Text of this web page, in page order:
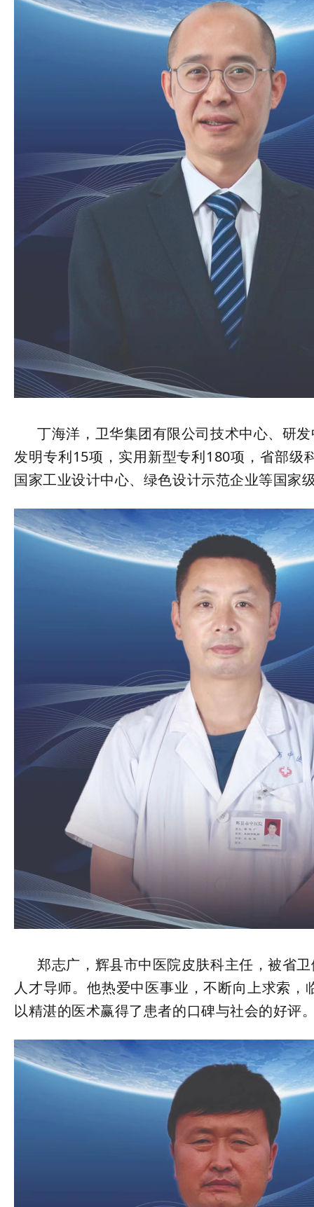
丁海洋，卫华集团有限公司技术中心、研发
发明专利15项，实用新型专利180项，省部
国家工业设计中心、绿色设计示范企业等国家
郑志广，辉县市中医院皮肤科主任，被省卫
人才导师。他热爱中医事业，不断向上求索
以精湛的医术赢得了患者的口碑与社会的好评